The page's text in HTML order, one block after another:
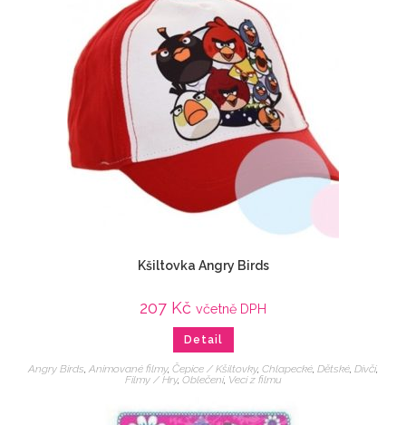
Kšiltovka Angry Birds
207 Kč včetně DPH
Detail
Angry Birds, Animované filmy, Čepice / Kšiltovky, Chlapecké, Dětské, Dívčí,
Filmy / Hry, Oblečení, Veci z filmu